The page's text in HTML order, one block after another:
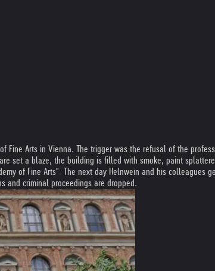
Arts in Vienna. The trigger was the refusal of the
set a blaze, the building is filled with smoke, paint
of Fine Arts". The next day Helnwein and his colleagues
and criminal proceedings are dropped.